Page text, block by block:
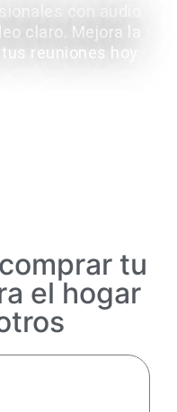
con audio
claro. Mejora la
reuniones hoy.
tu
el hogar